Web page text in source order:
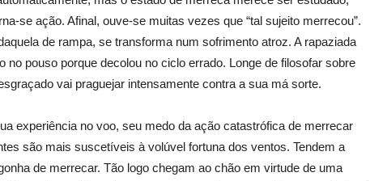
se ação. Afinal, ouve-se muitas vezes que “tal sujeito merrecou”.
de rampa, se transforma num sofrimento atroz. A rapaziada
no pouso porque decolou no ciclo errado. Longe de filosofar sobre
vai praguejar intensamente contra a sua má sorte.
experiência no voo, seu medo da ação catastrófica de merrecar
são mais suscetíveis à volúvel fortuna dos ventos. Tendem a
de merrecar. Tão logo chegam ao chão em virtude de uma